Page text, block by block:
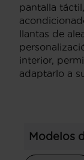
pantalla
llantas de
interior,
adaptarlo a
Modelos